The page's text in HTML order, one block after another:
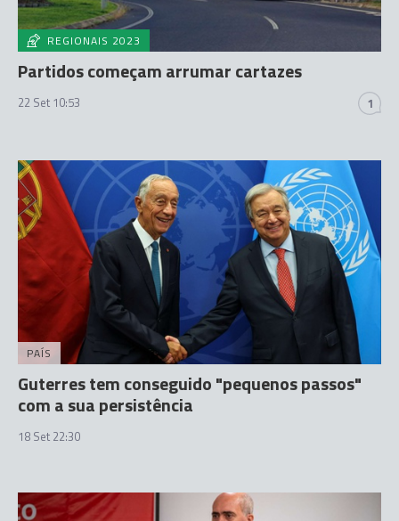
REGIONAIS 2023
Partidos começam arrumar cartazes
22 Set 10:53 1
PAÍS
Guterres tem conseguido "pequenos passos"
com a sua persistência
18 Set 22:30